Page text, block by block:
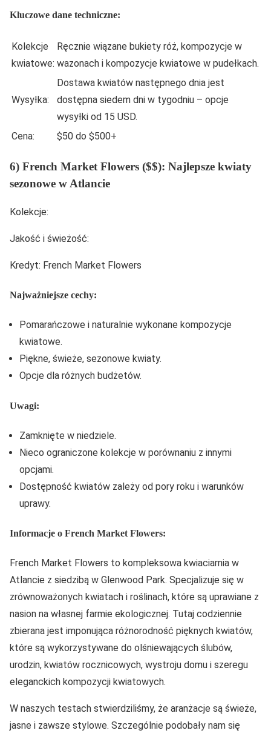
Kluczowe dane techniczne:
Kolekcje
kwiatowe:
Ręcznie wiązane bukiety róż, kompozycje w
wazonach i kompozycje kwiatowe w pudełkach.
Wysyłka:
Dostawa kwiatów następnego dnia jest
dostępna siedem dni w tygodniu – opcje
wysyłki od 15 USD.
Cena:
$50 do $500+
6) French Market Flowers ($$): Najlepsze kwiaty
sezonowe w Atlancie
Kolekcje:
Jakość i świeżość:
Kredyt: French Market Flowers
Najważniejsze cechy:
Pomarańczowe i naturalnie wykonane kompozycje
kwiatowe.
Piękne, świeże, sezonowe kwiaty.
Opcje dla różnych budżetów.
Uwagi:
Zamknięte w niedziele.
Nieco ograniczone kolekcje w porównaniu z innymi
opcjami.
Dostępność kwiatów zależy od pory roku i warunków
uprawy.
Informacje o French Market Flowers:
French Market Flowers to kompleksowa kwiaciarnia w
Atlancie z siedzibą w Glenwood Park. Specjalizuje się w
zrównoważonych kwiatach i roślinach, które są uprawiane z
nasion na własnej farmie ekologicznej. Tutaj codziennie
zbierana jest imponująca różnorodność pięknych kwiatów,
które są wykorzystywane do olśniewających ślubów,
urodzin, kwiatów rocznicowych, wystroju domu i szeregu
eleganckich kompozycji kwiatowych.
W naszych testach stwierdziliśmy, że aranżacje są świeże,
jasne i zawsze stylowe. Szczególnie podobały nam się